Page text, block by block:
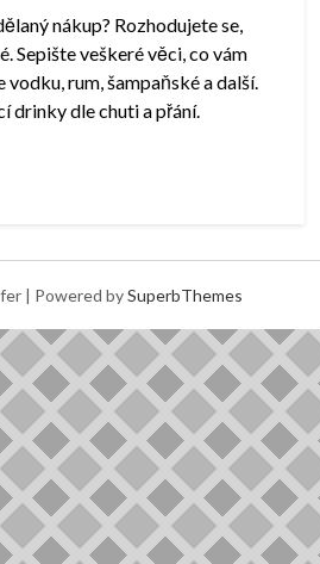
nákup? Rozhodujete se,
Sepište veškeré věci, co vám
rum, šampaňské a další.
drinky dle chuti a přání.
| Powered bySuperbThemes